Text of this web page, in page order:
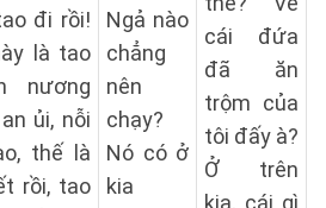
đi rồi!
là tao
nương
ủi, nỗi
thế là
rồi, tao
Ngả nào
chẳng
nên
chạy?
Nó có ở
kia
cái đứa
đã ăn
trộm của
tôi đấy à?
Ở trên
kia, cái gì